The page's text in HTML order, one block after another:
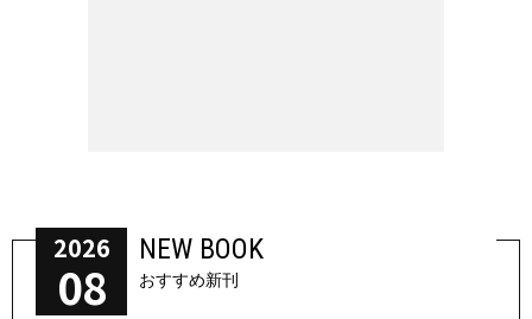
2026
08
NEW BOOK
おすすめ新刊